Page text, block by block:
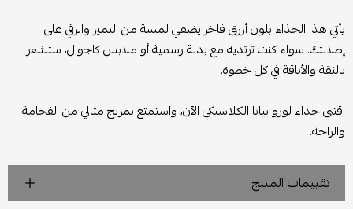
يأتي هذا الحذاء بلون أزرق فاخر يضفي لمسة من التميز والرقي على
إطلالتك. سواء كنت ترتديه مع بدلة رسمية أو ملابس كاجوال، ستشعر
بالثقة والأناقة في كل خطوة.
اقتني حذاء لورو بيانا الكلاسيكي الآن، واستمتع بمزيج مثالي من الفخامة
والراحة.
تقييمات المنتج